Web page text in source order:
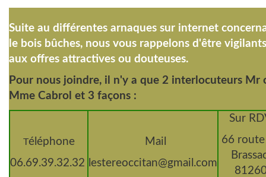
Suite au différentes arnaques sur internet
le bois bûches, nous vous rappelons d'être vigilants
aux offres attractives ou douteuses.
Pour nous joindre, il n'y a que 2 interlocuteurs Mr
Mme Cabrol et 3 façons :
Téléphone
06.69.39.32.32
Mail
lestereoccitan@gmail.com
Sur
66